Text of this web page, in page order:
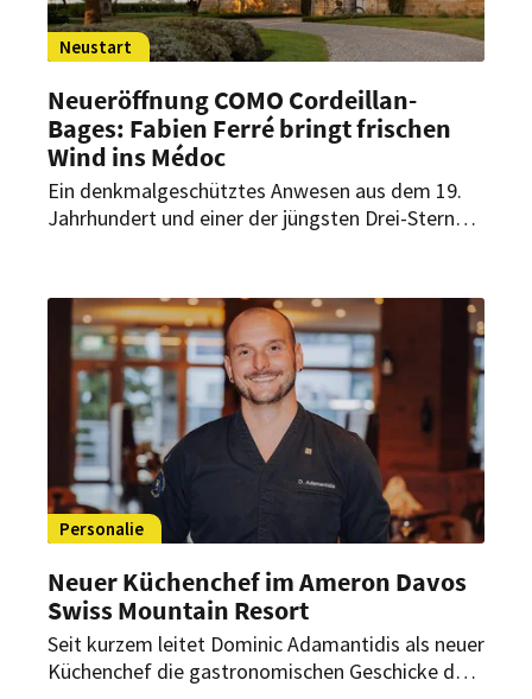
Neustart
Neueröffnung COMO Cordeillan-
Bages: Fabien Ferré bringt frischen
Wind ins Médoc
Ein denkmalgeschütztes Anwesen aus dem 19.
Jahrhundert und einer der jüngsten Drei-Sterne-
Mai 2026 öffnet COMO Cordeillan-Bages seine
Türen; und Fabien Ferré übernimmt die
kulinarische Leitung.
Personalie
Neuer Küchenchef im Ameron Davos
Swiss Mountain Resort
Seit kurzem leitet Dominic Adamantidis als neuer
Küchenchef die gastronomischen Geschicke des